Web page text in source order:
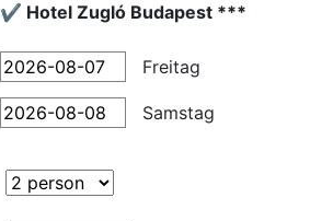
✔️ Hotel Zugló Budapest ***
Freitag
Samstag